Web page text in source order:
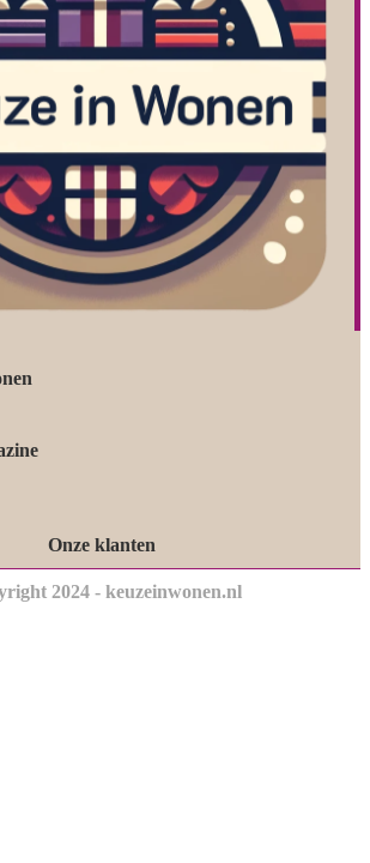
Onze klanten
2024 - keuzeinwonen.nl